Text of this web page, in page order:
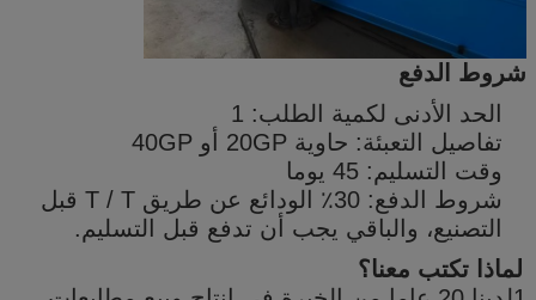
شروط الدفع
الحد الأدنى لكمية الطلب: 1
تفاصيل التعبئة: حاوية 20GP أو 40GP
وقت التسليم: 45 يوما
شروط الدفع: 30٪ الودائع عن طريق T / T قبل
التصنيع، والباقي يجب أن تدفع قبل التسليم.
لماذا تكتب معنا؟